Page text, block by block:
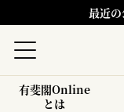
最近の
有斐閣Online
とは